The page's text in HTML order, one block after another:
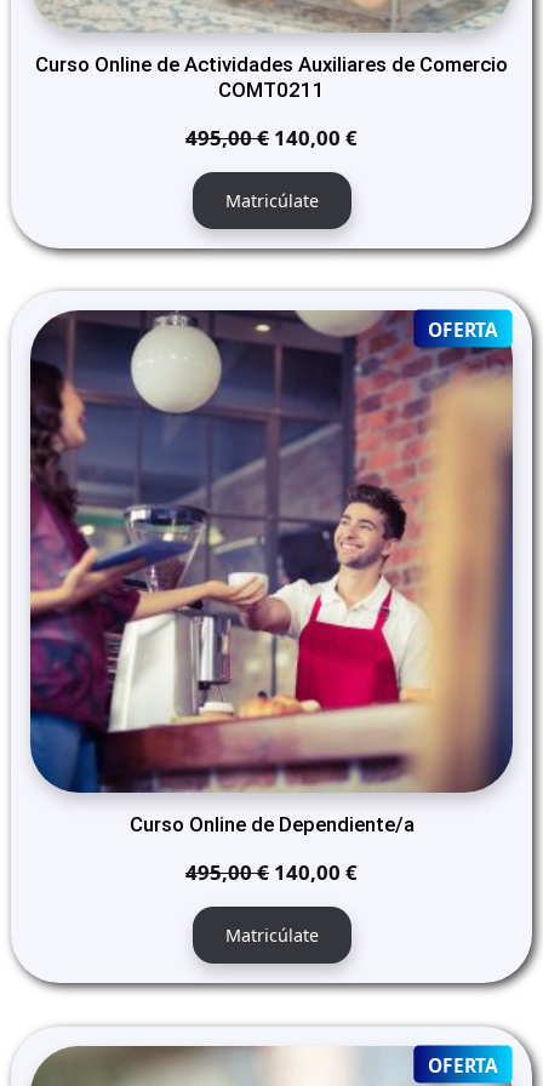
Curso Online de Actividades Auxiliares de Comercio
COMT0211
495,00€ El
precio
original
era:
495,00 €.
140,00 €El
140,00 €.
Matricúlate
OFERTA
ON
SALE
Curso Online de Dependiente/a
495,00€ El
precio
original
era:
495,00 €.
140,00 €El
140,00 €.
Matricúlate
OFERTA